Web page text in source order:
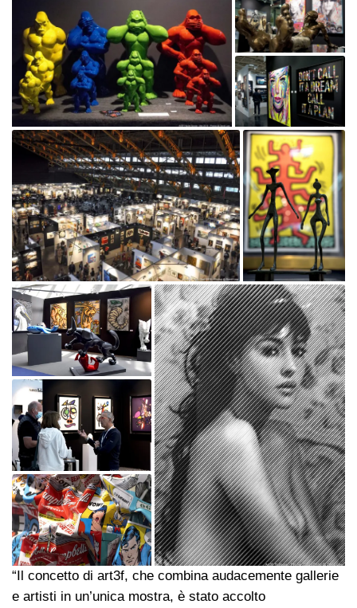
“Il concetto di art3f, che combina audacemente gallerie
e artisti in un’unica mostra, è stato accolto